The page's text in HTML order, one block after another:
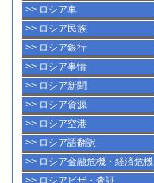
>> ロシア車
>> ロシア民族
>> ロシア銀行
>> ロシア事情
>> ロシア新聞
>> ロシア資源
>> ロシア空港
>> ロシア語翻訳
>> ロシア金融危機・経済危機
>> ロシアビザ・査証